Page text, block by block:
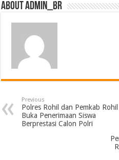
About admin_br
Previous
Polres Rohil dan Pemkab Rohil
Buka Penerimaan Siswa
Berprestasi Calon Polri